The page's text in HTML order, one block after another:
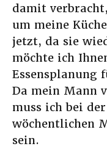
damit
um meine
jetzt, da sie
möchte ich
Essensplanung
Da mein Mann
muss ich bei
wöchentlichen
sein.